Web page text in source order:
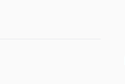
van een product?
informatie geven over